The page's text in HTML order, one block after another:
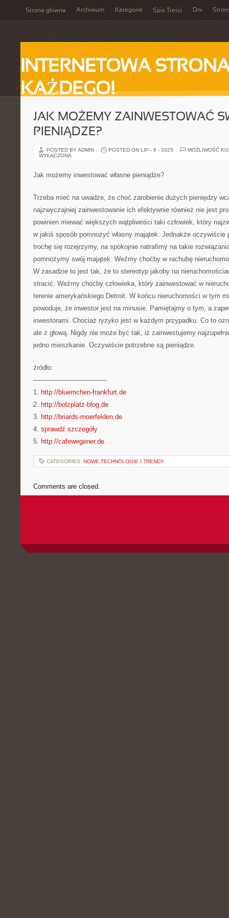
Strona główna Archiwum Kategorie Spis Treści Dni
INTERNETOWA
KAŻDEGO!
JAK MOŻEMY ZAINWESTOWAĆ
PIENIĄDZE?
POSTED BY ADMIN POSTED ON LIP - 8 - 2025
MOŻLIWOŚĆ
WYŁĄCZONA
Jak możemy inwestować własne pieniądze?
Trzeba mieć na uwadze, że choć zarobienie dużych pieniędzy
najzwyczajniej zainwestowanie ich efektywnie również nie jest
powinien miewać większych wątpliwości taki człowiek, który
w jakiś sposób pomnożyć własny majątek. Jednakże oczywiście
trochę się rozejrzymy, na spokojnie natrafimy na takie
pomnożymy swój majątek. Weźmy choćby w rachubę
W zasadzie to jest tak, że to stereotyp jakoby na
stracić. Weźmy choćby człowieka, który zainwestować w
terenie amerykańskiego Detroit. W końcu nieruchomości w tym
powoduje, że inwestor jest na minusie. Pamiętajmy o tym, a
inwestorami. Chociaż ryzyko jest w każdym przypadku. Co to
ale z głową. Nigdy nie może być tak, iż zainwestujemy
jedno mieszkanie. Oczywiście potrzebne są pieniądze.
źródło:
———————————
1. http://bluemchen-frankfurt.de
2. http://bolzplatz-blog.de
3. http://briards-moerfelden.de
4. sprawdź szczegóły
5. http://cafewegener.de
CATEGORIES: NOWE TECHNOLOGIE I TRENDY
Comments are closed.